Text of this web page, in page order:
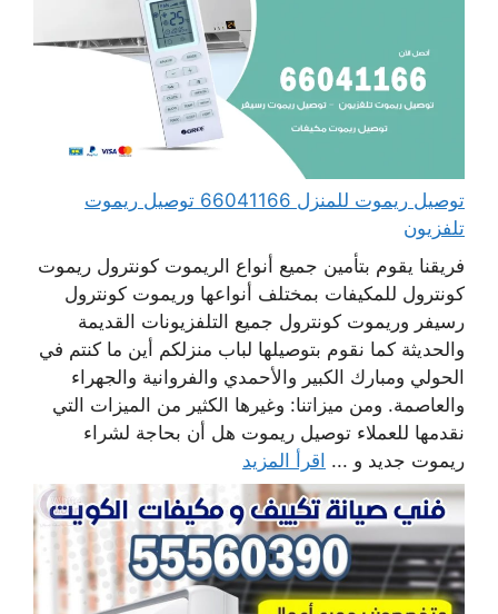
توصيل ريموت للمنزل 66041166 توصيل ريموت
تلفزيون
فريقنا يقوم بتأمين جميع أنواع الريموت كونترول ريموت
كونترول للمكيفات بمختلف أنواعها وريموت كونترول
رسيفر وريموت كونترول جميع التلفزيونات القديمة
والحديثة كما نقوم بتوصيلها لباب منزلكم أين ما كنتم في
الحولي ومبارك الكبير والأحمدي والفروانية والجهراء
والعاصمة. ومن ميزاتنا: وغيرها الكثير من الميزات التي
نقدمها للعملاء توصيل ريموت هل أن بحاجة لشراء
ريموت جديد و ... اقرأ المزيد